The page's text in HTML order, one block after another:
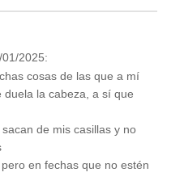
01/2025:
cosas de las que a mí
duela la cabeza, a sí que
de mis casillas y no
en fechas que no estén